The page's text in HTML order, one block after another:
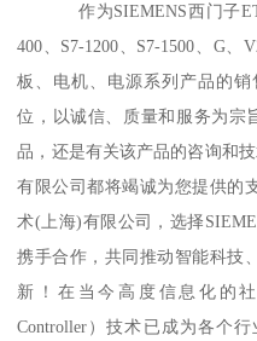
作为SIEMENS西门子
400、S7-1200、S7-1500、G
板、电机、电源系列产品的
位，以诚信、质量和服务为宗
品，还是有关该产品的咨询和
有限公司都将竭诚为您提供的
术(上海)有限公司，选择
携手合作，共同推动智能科技
新！在当今高度信息化的社
Controller）技术已成为各个